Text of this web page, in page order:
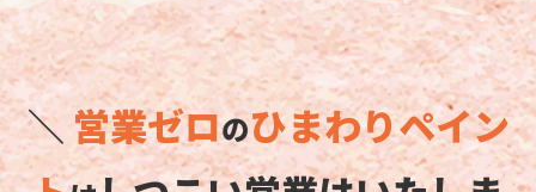
＼営業ゼロのひまわりペイン